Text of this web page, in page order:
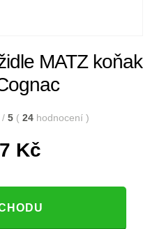
MATZ koňak
/ 5 ( 24 hodnocení )
Kč